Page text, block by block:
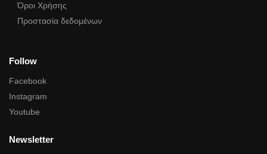
Όροι Χρήσης
Προστασία δεδομένων
Follow
Facebook
Instagram
Youtube
Newsletter